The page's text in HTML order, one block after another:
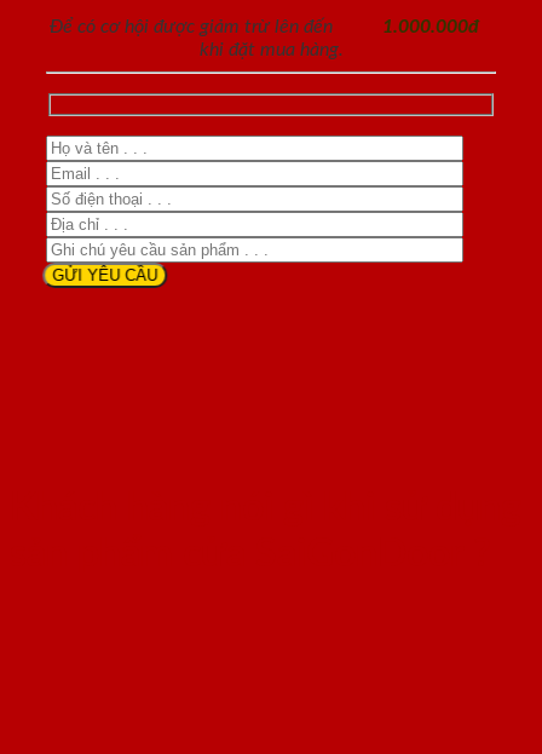
Để có cơ hội được giảm trừ lên đến
1.000.000đ
khi đặt mua hàng.